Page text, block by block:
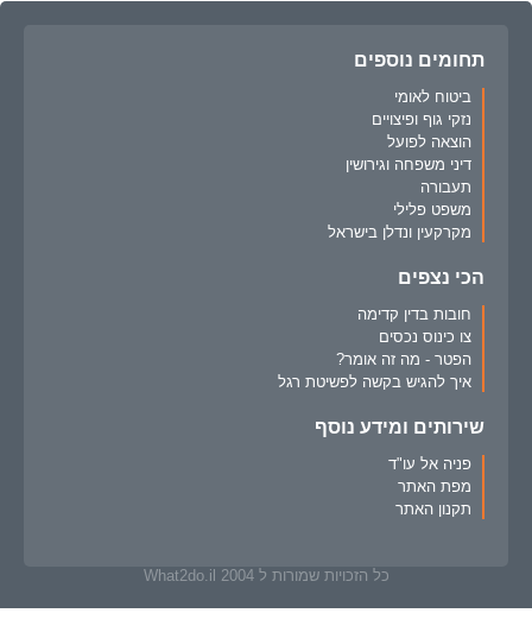
תחומים נוספים
ביטוח לאומי
נזקי גוף ופיצויים
הוצאה לפועל
דיני משפחה וגירושין
תעבורה
משפט פלילי
מקרקעין ונדלן בישראל
הכי נצפים
חובות בדין קדימה
צו כינוס נכסים
הפטר - מה זה אומר?
איך להגיש בקשה לפשיטת רגל
שירותים ומידע נוסף
פניה אל עו"ד
מפת האתר
תקנון האתר
כל הזכויות שמורות ל What2do.il 2004